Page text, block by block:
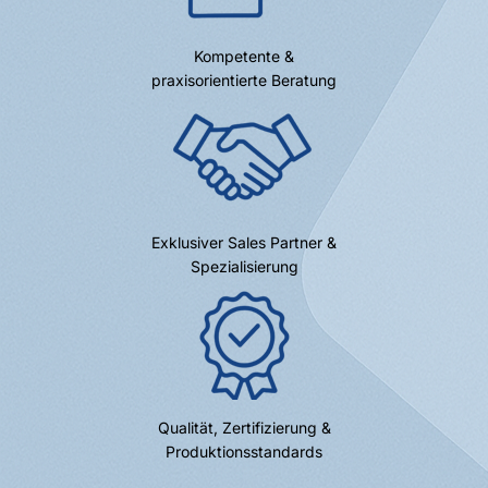
Kompetente &
praxisorientierte Beratung
Exklusiver Sales Partner &
Spezialisierung
Qualität, Zertifizierung &
Produktionsstandards